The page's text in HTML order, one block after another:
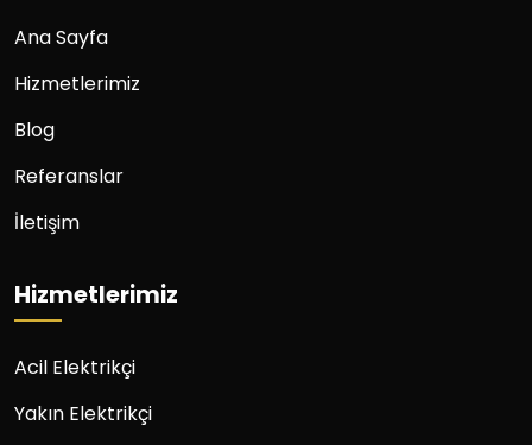
Ana Sayfa
Hizmetlerimiz
Blog
Referanslar
İletişim
Hizmetlerimiz
Acil Elektrikçi
Yakın Elektrikçi